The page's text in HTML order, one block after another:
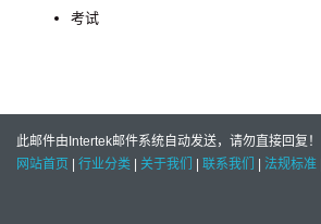
考试
此邮件由Intertek邮件系统自动发送，请勿直接回复
网站首页
行业分类 关于我们 联系我们 法规标准